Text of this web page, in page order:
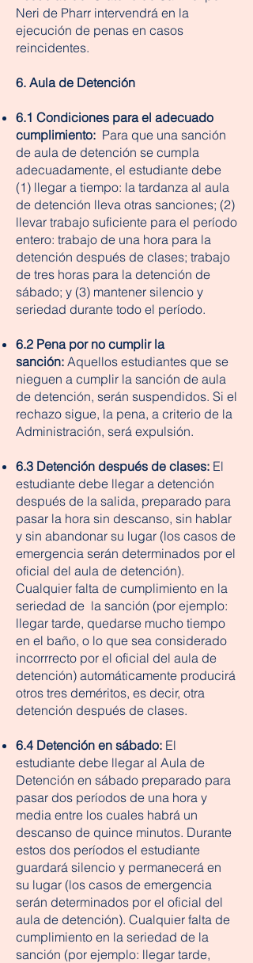
Neri de Pharr intervendrá en la
ejecución de penas en casos
reincidentes.
6. Aula de Detención
6.1 Condiciones para el adecuado
cumplimiento: Para que una sanción
de aula de detención se cumpla
adecuadamente, el estudiante debe
(1) llegar a tiempo: la tardanza al aula
de detención lleva otras sanciones; (2)
llevar trabajo suficiente para el período
entero: trabajo de una hora para la
detención después de clases; trabajo
de tres horas para la detención de
sábado; y (3) mantener silencio y
seriedad durante todo el período.
6.2 Pena por no cumplir la
sanción: Aquellos estudiantes que se
nieguen a cumplir la sanción de aula
de detención, serán suspendidos. Si el
rechazo sigue, la pena, a criterio de la
Administración, será expulsión.
6.3 Detención después de clases: El
estudiante debe llegar a detención
después de la salida, preparado para
pasar la hora sin descanso, sin hablar
y sin abandonar su lugar (los casos de
emergencia serán determinados por el
oficial del aula de detención).
Cualquier falta de cumplimiento en la
seriedad de la sanción (por ejemplo:
llegar tarde, quedarse mucho tiempo
en el baño, o lo que sea considerado
incorrrecto por el oficial del aula de
detención) automáticamente producirá
otros tres deméritos, es decir, otra
detención después de clases.
6.4 Detención en sábado: El
estudiante debe llegar al Aula de
Detención en sábado preparado para
pasar dos períodos de una hora y
media entre los cuales habrá un
descanso de quince minutos. Durante
estos dos períodos el estudiante
guardará silencio y permanecerá en
su lugar (los casos de emergencia
serán determinados por el oficial del
aula de detención). Cualquier falta de
cumplimiento en la seriedad de la
sanción (por ejemplo: llegar tarde,